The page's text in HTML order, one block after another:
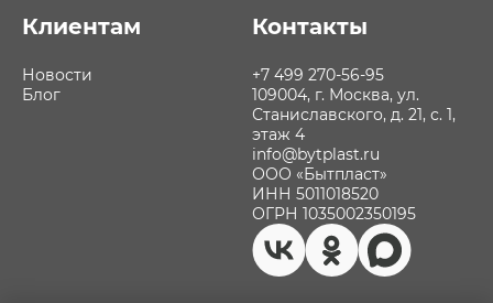
Клиентам
Новости
Блог
Контакты
+7 499 270-56-95
109004, г. Москва, ул.
Станиславского, д. 21, с. 1,
этаж 4
info@bytplast.ru
ООО «Бытпласт»
ИНН 5011018520
ОГРН 1035002350195